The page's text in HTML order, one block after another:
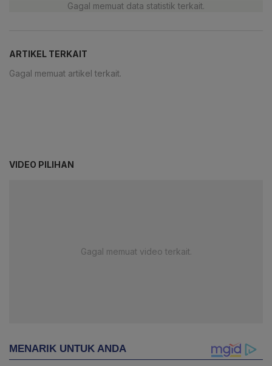
Gagal memuat data statistik terkait.
ARTIKEL TERKAIT
Gagal memuat artikel terkait.
VIDEO PILIHAN
Gagal memuat video terkait.